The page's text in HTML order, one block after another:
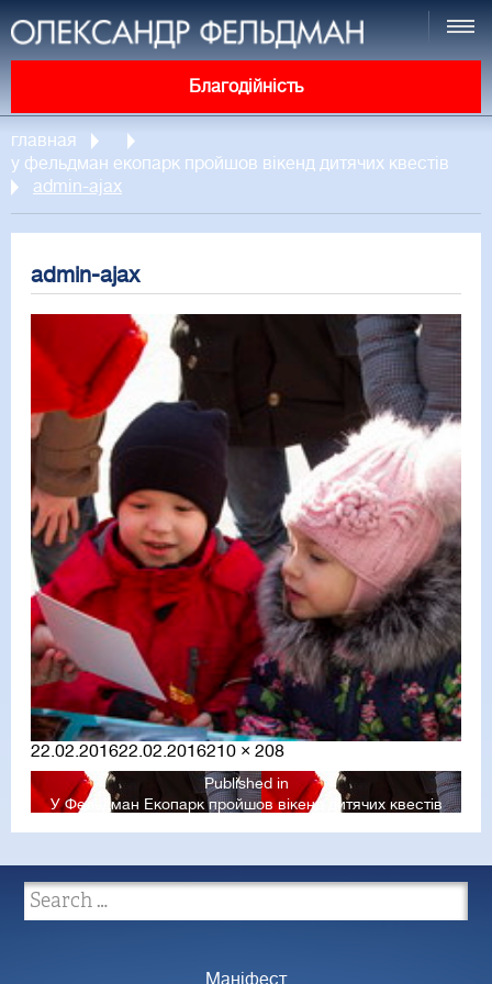
Благодійність
главная
у фельдман екопарк пройшов вікенд дитячих квестів
admin-ajax
admin-ajax
Posted
on
22.02.201622.02.2016Full
size
210 × 208
Published in
У Фельдман Екопарк пройшов вікенд дитячих квестів
Маніфест